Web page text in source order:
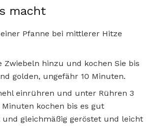
macht
Pfanne bei mittlerer Hitze
Zwiebeln hinzu und kochen Sie bis
golden, ungefähr 10 Minuten.
einrühren und unter Rühren 3
kochen bis es gut
gleichmäßig geröstet und leicht